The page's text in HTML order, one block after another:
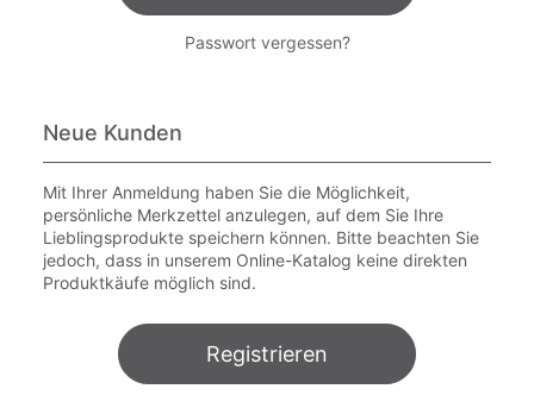
Passwort vergessen?
Neue Kunden
Mit Ihrer Anmeldung haben Sie die Möglichkeit,
persönliche Merkzettel anzulegen, auf dem Sie Ihre
Lieblingsprodukte speichern können. Bitte beachten Sie
jedoch, dass in unserem Online-Katalog keine direkten
Produktkäufe möglich sind.
Registrieren